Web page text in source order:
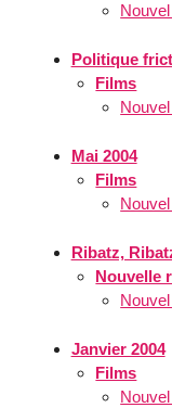
Politique
Films
Mai 2004
Films
Ribatz,
Nouvelle
Janvier 2004
Films